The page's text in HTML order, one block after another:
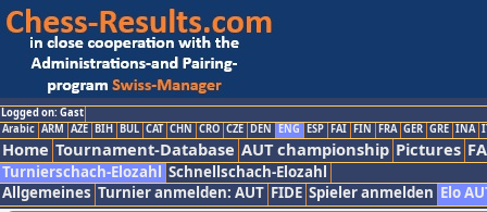
Logged on: Gast
Arabic ARM AZE BIH BUL CAT CHN CRO CZE DEN ENG ESP FAI FIN FRA GER GRE INA
Home Tournament-Database AUT championship Pictures
Turnierschach-Elozahl Schnellschach-Elozahl
Allgemeines Turnier anmelden: AUT FIDE Spieler anmelden Elo